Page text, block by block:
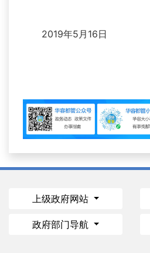
2019年5月16日
上级政府网站
政府部门导航